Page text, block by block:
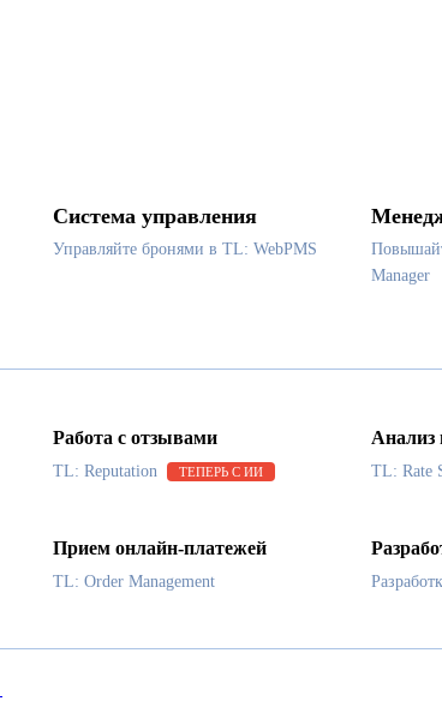
Система управления
Управляйте бронями в TL: WebPMS
Manager
Работа с отзывами
TL: Reputation ТЕПЕРЬ С ИИ
Анализ
TL: Rate
Прием онлайн-платежей
TL: Order Management